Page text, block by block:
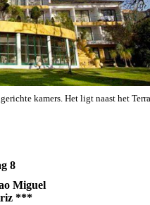
kamers. Het ligt naast het
8
Miguel
***